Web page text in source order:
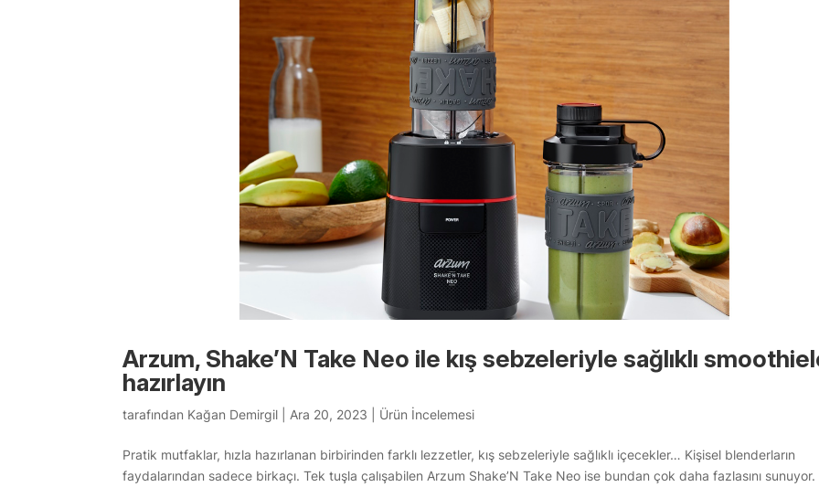
Arzum, Shake’N Take Neo ile kış sebzeleriyle sağlıklı
hazırlayın
tarafından Kağan Demirgil Ara 20, 2023 Ürün İncelemesi
Pratik mutfaklar, hızla hazırlanan birbirinden farklı lezzetler, kış sebzeleriyle sağlıklı içecekler… Kişisel blenderların
faydalarından sadece birkaçı. Tek tuşla çalışabilen Arzum Shake’N Take Neo ise bundan çok daha fazlasını sunuyor.